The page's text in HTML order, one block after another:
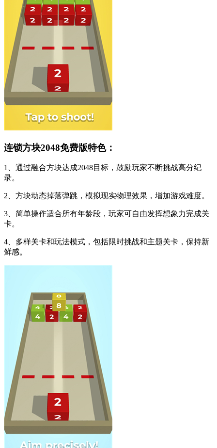
连锁方块2048免费版特色：
1、通过融合方块达成2048目标，鼓励玩家不断挑战高分纪
录。
2、方块动态掉落弹跳，模拟现实物理效果，增加游戏难度。
3、简单操作适合所有年龄段，玩家可自由发挥想象力完成关
卡。
4、多样关卡和玩法模式，包括限时挑战和主题关卡，保持新
鲜感。